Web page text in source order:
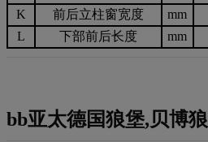
K
前后立柱窗宽度 mm
L
下部前后长度 mm
bb亚太德国狼堡,贝博